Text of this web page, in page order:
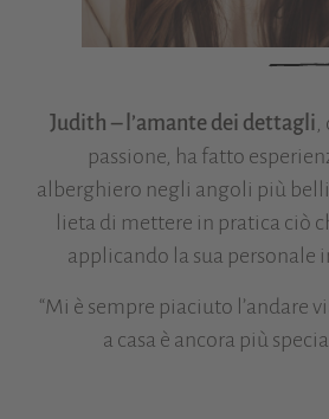
Judith – l’amante dei dettagli
passione, ha fatto
alberghiero negli angoli più
lieta di mettere in pratica ciò
applicando la sua personale
“Mi è sempre piaciuto l’andare
a casa è ancora più